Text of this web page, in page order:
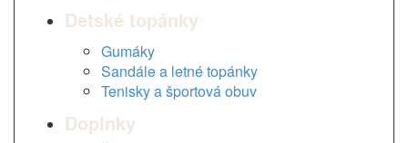
Detské topánky
Gumáky
Sandále a letné topánky
Tenisky a športová obuv
Doplnky